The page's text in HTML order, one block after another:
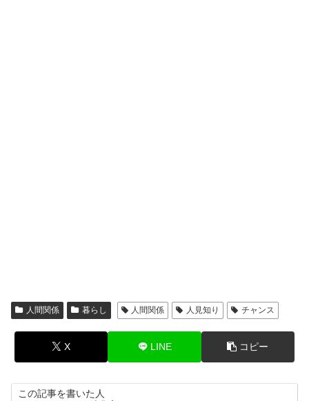
人間関係 暮らし 人間関係 人見知り チャンス
X LINE コピー
この記事を書いた人